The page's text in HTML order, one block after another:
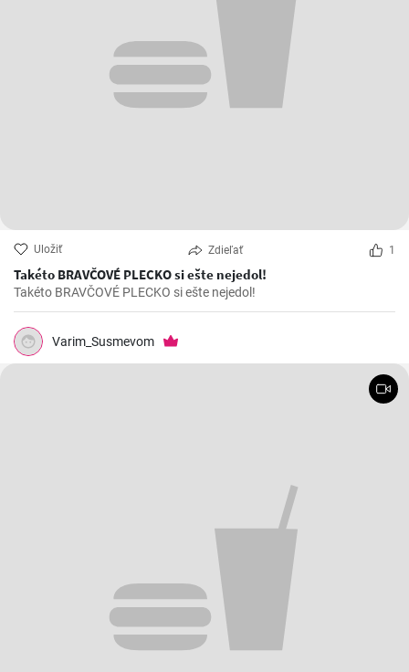
Uložiť Zdieľať 1
Takéto BRAVČOVÉ PLECKO si ešte nejedol!
Takéto BRAVČOVÉ PLECKO si ešte nejedol!
Varim_Susmevom